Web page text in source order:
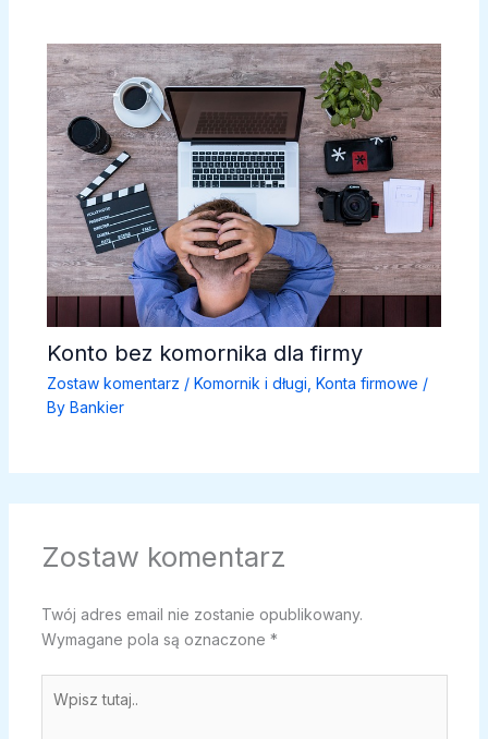
Konto bez komornika dla firmy
Zostaw komentarz / Komornik i długi Konta firmowe /
By Bankier
Zostaw komentarz
Twój adres email nie zostanie opublikowany.
Wymagane pola są oznaczone *
tutaj..